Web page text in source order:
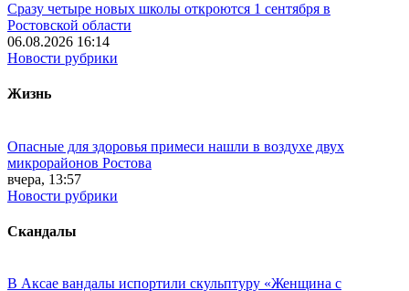
Сразу четыре новых школы откроются 1 сентября в
Ростовской области
06.08.2026 16:14
Новости рубрики
Жизнь
Опасные для здоровья примеси нашли в воздухе двух
микрорайонов Ростова
вчера, 13:57
Новости рубрики
Скандалы
В Аксае вандалы испортили скульптуру «Женщина с